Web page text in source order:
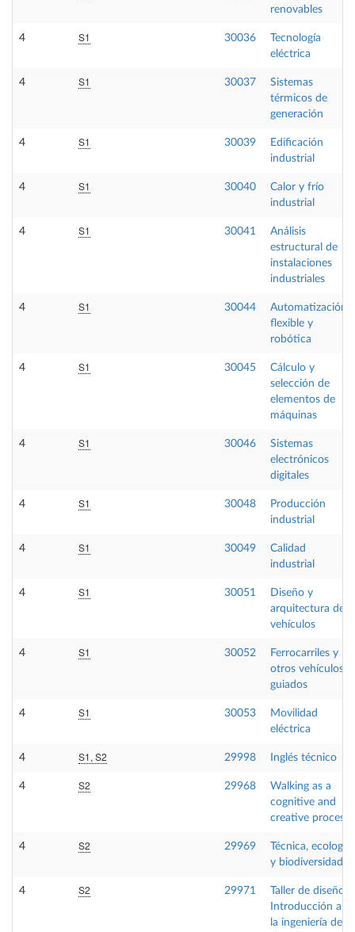
renovables
4 S1 30036
Tecnología
eléctrica
4 S1 30037
Sistemas
térmicos de
generación
4 S1 30039
Edificación
industrial
4 S1 30040
Calor y frío
industrial
4 S1 30041
Análisis
estructural de
instalaciones
industriales
4 S1 30044
Automatización
flexible y
robótica
4 S1 30045
Cálculo y
selección de
elementos de
máquinas
4 S1 30046
Sistemas
electrónicos
digitales
4 S1 30048
Producción
industrial
4 S1 30049
Calidad
industrial
4 S1 30051
Diseño y
arquitectura de
vehículos
4 S1 30052
Ferrocarriles y
otros vehículos
guiados
4 S1 30053
Movilidad
eléctrica
4 S1, S2 29998 Inglés técnico
4 S2 29968
Walking as a
cognitive and
creative process
4 S2 29969
Técnica, ecología
y biodiversidad
4 S2 29971
Taller de diseño:
Introducción a
la ingeniería de